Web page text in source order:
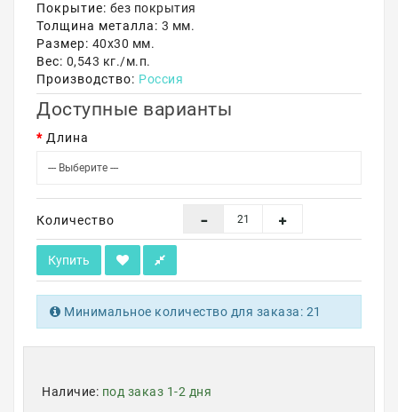
Покрытие: без покрытия
Толщина металла: 3 мм.
Размер: 40х30 мм.
Вес: 0,543 кг./м.п.
Производство: Россия
Доступные варианты
Длина
Количество
Купить
Минимальное количество для заказа: 21
Наличие: под заказ 1-2 дня